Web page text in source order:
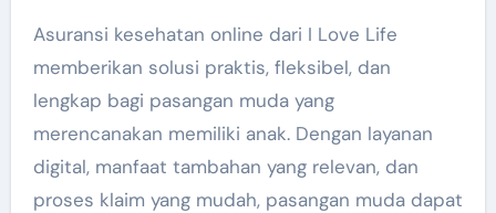
Asuransi kesehatan online dari I Love Life
memberikan solusi praktis, fleksibel, dan
lengkap bagi pasangan muda yang
merencanakan memiliki anak. Dengan layanan
digital, manfaat tambahan yang relevan, dan
proses klaim yang mudah, pasangan muda dapat